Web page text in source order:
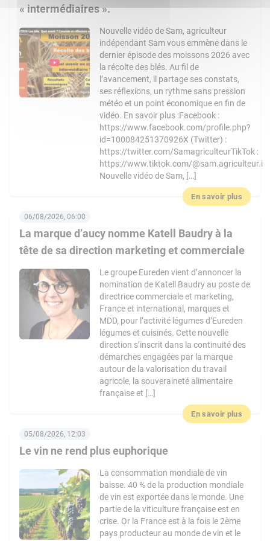
« intermédiaires ».
Nouvelle vidéo de Sam, agriculteur
indépendant Sam vous emmène dans le
dernier épisode des moissons 2026 avec
la récolte des blés. Au fil de
l’avancement, il partage ses constats,
ses réflexions, un rythme sans pression
météo et un point économique en fin de
vidéo. En savoir plus :Facebook :
https://www.facebook.com/profile.php?
id=100084251370926X (Twitter) :
https://twitter.com/SamagriculteurTikTok :
https://www.tiktok.com/@sam.agriculteur.i
Nouvelle vidéo de Sam, […]
En savoir plus
La marque d’aucy nomme Katell Baudry à la
tête de sa direction marketing et commerciale
06/08/2026, 06:00
Le groupe Eureden vient d’annoncer la
nomination de Katell Baudry au poste de
directrice commerciale et marketing,
France et international, marques et
MDD, pour l’activité légumes d’Eureden
légumes et cuisinés. Cette nouvelle
direction s’inscrit dans la continuité des
démarches engagées par la marque
autour de la valorisation du travail
agricole, la souveraineté alimentaire
française et […]
En savoir plus
Le vin ne rend plus euphorique
05/08/2026, 12:03
La consommation mondiale de vin
baisse. 40 % de la production mondiale
de vin est exportée dans le monde. Une
partie de la viticulture française est en
crise. Or la France est à la fois le 2ème
pays producteur au monde de vin et le